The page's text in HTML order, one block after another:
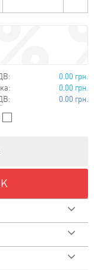
0.00 грн.
0.00 грн.
0.00 грн.